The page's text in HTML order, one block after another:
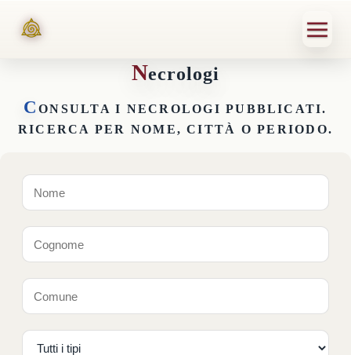
Necrologi
C ONSULTA I NECROLOGI PUBBLICATI.
RICERCA PER NOME, CITTÀ O PERIODO.